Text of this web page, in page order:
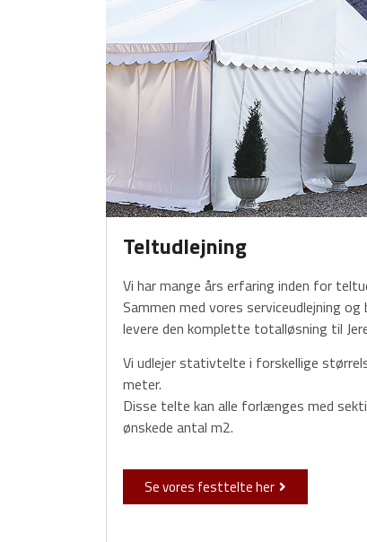
Teltudlejning
Vi har mange års erfaring inden for
Sammen med vores serviceudlejning
levere den komplette totalløsning til
Vi udlejer stativtelte i forskellige
meter.
Disse telte kan alle forlænges med
ønskede antal m2.
Se vores festtelte her